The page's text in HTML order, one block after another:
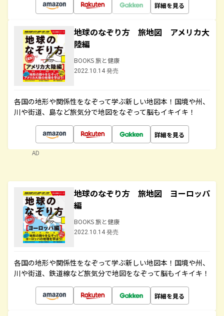
詳細を見る
地球のなぞり方 旅地図 アメリカ大
陸編
BOOKS 旅と健康
2022.10.14 発売
各国の地形や関係性をなぞって学ぶ新しい地図本！国境や州、
川や街道、島など旅気分で地図をなぞって脳もイキイキ！
詳細を見る
AD
地球のなぞり方 旅地図 ヨーロッパ
編
BOOKS 旅と健康
2022.10.14 発売
各国の地形や関係性をなぞって学ぶ新しい地図本！国境や州、
川や街道、鉄道線など旅気分で地図をなぞって脳もイキイキ！
詳細を見る